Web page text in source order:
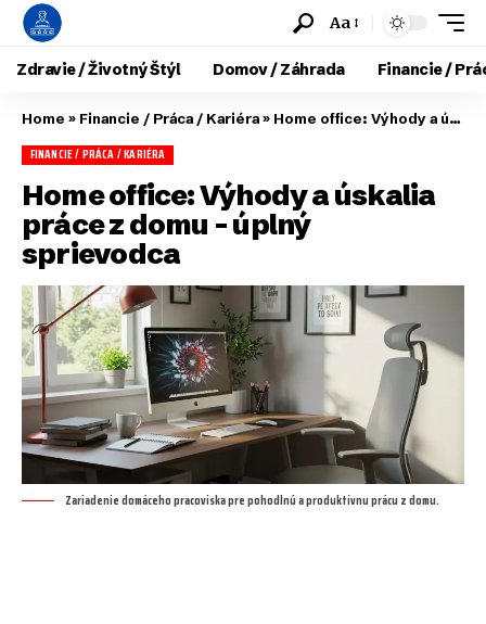
Aa
Zdravie / Životný Štýl Domov / Záhrada Financie /
Home » Financie / Práca / Kariéra» Home office: Výhody a úskalia práce z domu – úplný sprievodca
FINANCIE / PRÁCA / KARIÉRA
Home office: Výhody a úskalia
práce z domu – úplný
sprievodca
Zariadenie domáceho pracoviska pre pohodlnú a produktívnu prácu z domu.